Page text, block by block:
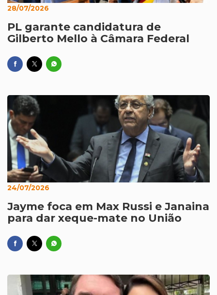
28/07/2026
PL garante candidatura de
Gilberto Mello à Câmara Federal
24/07/2026
Jayme foca em Max Russi e Janaina
para dar xeque-mate no União